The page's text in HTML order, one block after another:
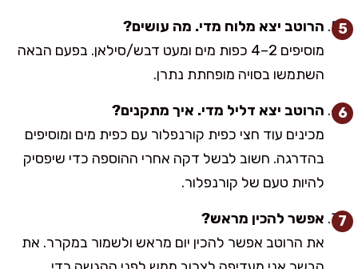
הרוטב יצא מלוח מדי. מה עושים?
מוסיפים 2–4 כפות מים ומעט דבש/סילאן. בפעם הבאה
השתמשו בסויה מופחתת נתרן.
הרוטב יצא דליל מדי. איך מתקנים?
מכינים עוד חצי כפית קורנפלור עם כפית מים ומוסיפים
בהדרגה. חשוב לבשל דקה אחרי ההוספה כדי שיפסיק
להיות טעם של קורנפלור.
אפשר להכין מראש?
את הרוטב אפשר להכין יום מראש ולשמור במקרר. את